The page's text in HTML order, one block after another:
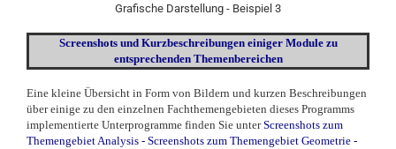
Grafische Darstellung - Beispiel 3
Screenshots und Kurzbeschreibungen einiger Module zu
entsprechenden Themenbereichen
Eine kleine Übersicht in Form von Bildern und kurzen Beschreibungen
über einige zu den einzelnen Fachthemengebieten dieses Programms
implementierte Unterprogramme finden Sie unter Screenshots zum
Themengebiet Analysis - Screenshots zum Themengebiet Geometrie -